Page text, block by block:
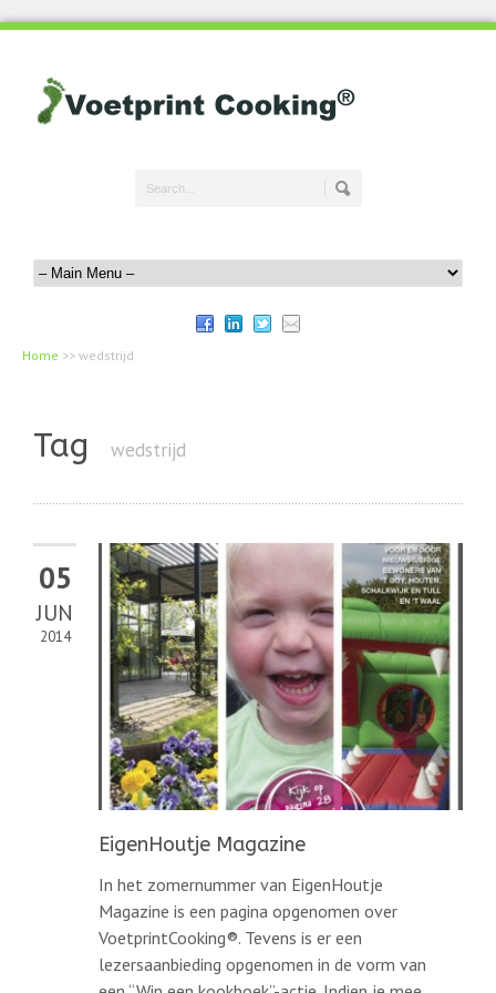
Home >> wedstrijd
Tag wedstrijd
05
JUN
2014
EigenHoutje Magazine
In het zomernummer van EigenHoutje
Magazine is een pagina opgenomen over
VoetprintCooking®. Tevens is er een
lezersaanbieding opgenomen in de vorm van